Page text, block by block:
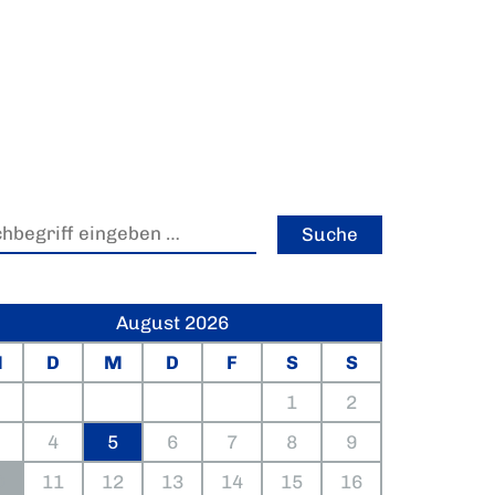
August 2026
D M D F S
S
1
2
4
5 6 7 8
9
11 12 13 14 15 16